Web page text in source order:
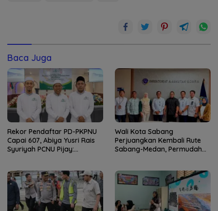
Baca Juga
Rekor Pendaftar PD-PKPNU
Capai 607, Abiya Yusri Rais
Syuriyah PCNU Pijay:
Wali Kota Sabang
Perjuangkan Kembali Rute
Sabang-Medan, Permudah